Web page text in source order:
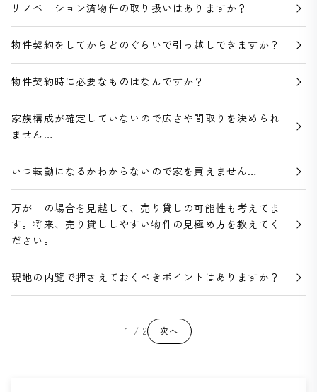
リノベーション済物件の取り扱いはありますか？
物件契約をしてからどのぐらいで引っ越しできますか？
物件契約時に必要なものはなんですか？
家族構成が確定していないので広さや間取りを決められ
ません…
いつ転勤になるかわからないので家を買えません…
万が一の場合を見越して、売り貸しの可能性も考えてま
す。将来、売り貸ししやすい物件の見極め方を教えてく
ださい。
現地の内覧で押さえておくべきポイントはありますか？
1 / 2 次へ